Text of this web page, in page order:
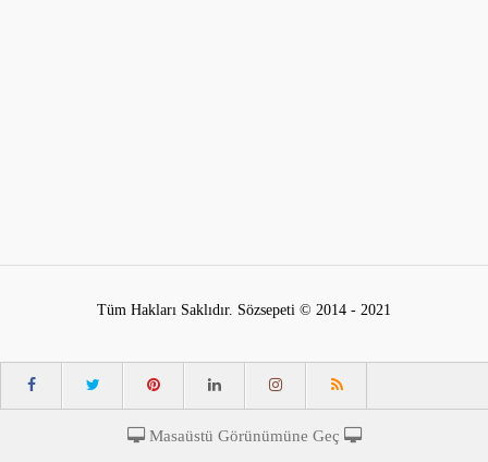
Tüm Hakları Saklıdır. Sözsepeti © 2014 - 2021
Masaüstü Görünümüne Geç